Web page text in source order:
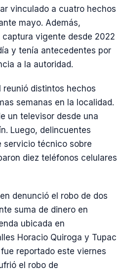
vinculado a cuatro hechos
mayo. Además,
vigente desde 2022
y tenía antecedentes por
a la autoridad.
distintos hechos
semanas en la localidad.
un televisor desde una
Luego, delincuentes
servicio técnico sobre
diez teléfonos celulares
denunció el robo de dos
suma de dinero en
ubicada en
Horacio Quiroga y Tupac
reportado este viernes
el robo de